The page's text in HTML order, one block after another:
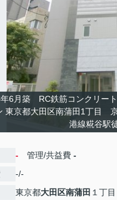
6月築 RC鉄筋コンクリー
東京都大田区南蒲田1丁目
港線糀谷駅
- 管理/共益費 -
-/-
東京都大田区南蒲田 １丁目